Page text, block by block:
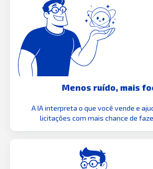
Menos ruído, mais
A IA interpreta o que você vende e
licitações com mais chance de